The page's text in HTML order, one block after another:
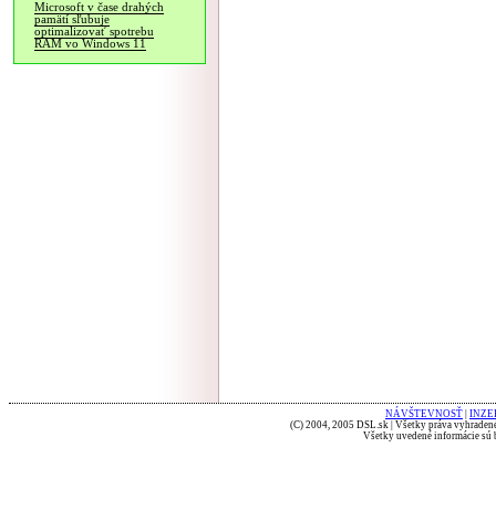
Microsoft v čase drahých
pamätí sľubuje
optimalizovať spotrebu
RAM vo Windows 11
NÁVŠTEVNOSŤ
(C) 2004, 2005 DSL.sk | Všetky práva
Všetky uvedené informácie sú